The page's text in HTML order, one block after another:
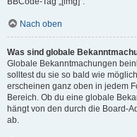
Nach oben
Was sind globale
Globale Bekanntmachungen
solltest du sie so bald wie
erscheinen ganz oben in jedem
Bereich. Ob du eine globale
hängt von den durch die Board-
ab.